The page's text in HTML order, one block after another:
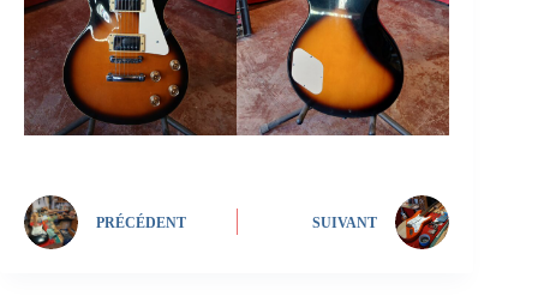
PRÉCÉDENT SUIVANT